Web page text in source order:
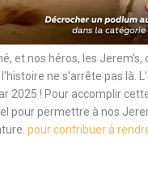
et nos héros, les
ne s'arrête pas là.
2025 ! Pour accomplir
pour permettre à nos
pour contribuer à